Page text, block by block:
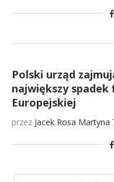
Polski urząd
największy spadek
Europejskiej
przez Jacek Rosa Martyna